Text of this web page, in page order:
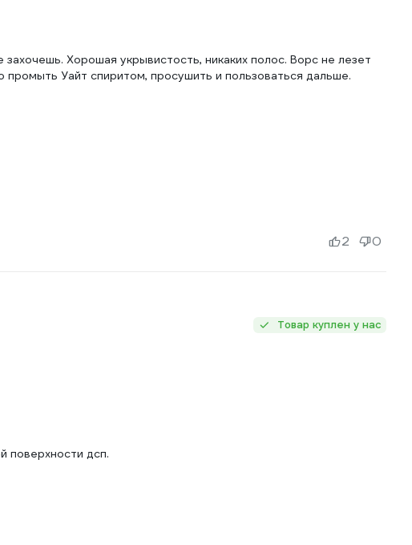
Хорошая укрывистость, никаких полос. Ворс не лезет
Уайт спиритом, просушить и пользоваться дальше.
2 0
Товар куплен у нас
поверхности дсп.